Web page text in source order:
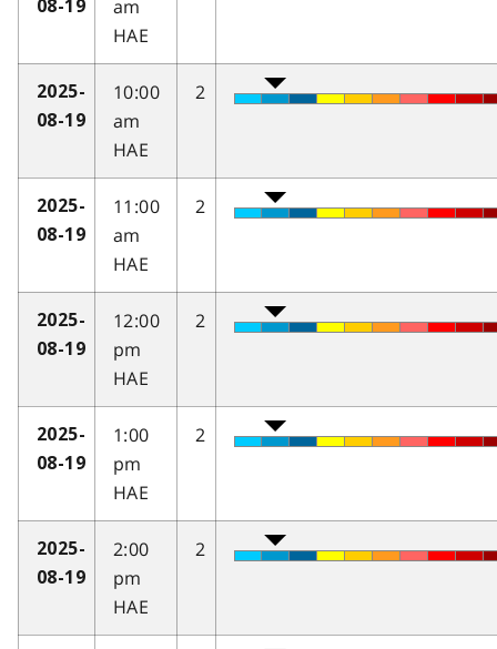
08-19
am
HAE
2025-
08-19
10:00
am
HAE
2
2025-
08-19
11:00
am
HAE
2
2025-
08-19
12:00
pm
HAE
2
2025-
08-19
1:00
pm
HAE
2
2025-
08-19
2:00
pm
HAE
2